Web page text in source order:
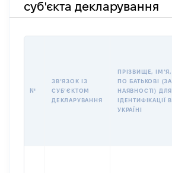
суб'єкта декларування
№
ЗВʼЯЗОК ІЗ
СУБʼЄКТОМ
ДЕКЛАРУВАННЯ
ПРІЗВИЩЕ, ІМʼЯ,
ПО БАТЬКОВІ (ЗА
НАЯВНОСТІ) ДЛЯ
ІДЕНТИФІКАЦІЇ В
УКРАЇНІ